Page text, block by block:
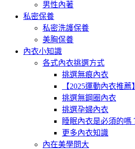
男性內著
私密保養
私密洗護保養
美胸保養
內衣小知識
各式內衣挑選方式
挑選無痕內衣
【2025運動內衣推
挑選無鋼圈內衣
挑選孕婦內衣
睡眠內衣是必須的嗎
更多內衣知識
內在美學問大